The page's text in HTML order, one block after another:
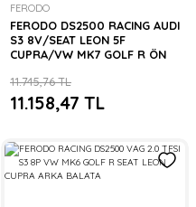
FERODO
FERODO DS2500 RACING AUDI
S3 8V/SEAT LEON 5F
CUPRA/VW MK7 GOLF R ÖN
11.158,47 TL
11.745,76 TL